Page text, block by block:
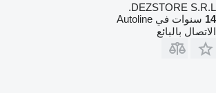
DEZSTORE S.R.L.
14 سنوات في Autoline
الاتصال بالبائع